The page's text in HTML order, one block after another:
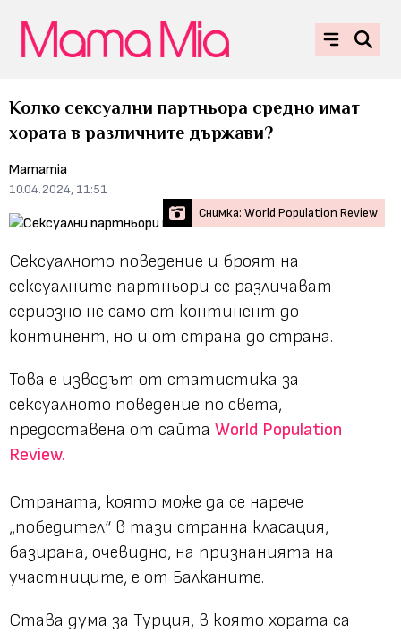
Колко сексуални партньора средно имат
хората в различните държави?
Mamamia
10.04.2024, 11:51
Снимка: World Population Review
Сексуалното поведение и броят на
сексуалните партньори се различават
сериозно не само от континент до
континент, но и от страна до страна.
Това е изводът от статистика за
сексуалното поведение по света,
предоставена от сайта World Population
Review.
Страната, която може да се нарече
„победител“ в тази странна класация,
базирана, очевидно, на признанията на
участниците, е от Балканите.
Става дума за Турция, в която хората са